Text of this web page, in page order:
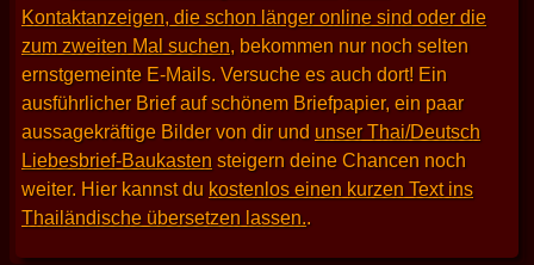
Kontaktanzeigen, die schon länger online sind oder die
zum zweiten Mal suchen, bekommen nur noch selten
ernstgemeinte E-Mails. Versuche es auch dort! Ein
ausführlicher Brief auf schönem Briefpapier, ein paar
aussagekräftige Bilder von dir und unser Thai/Deutsch
Liebesbrief-Baukasten steigern deine Chancen noch
weiter. Hier kannst du kostenlos einen kurzen Text ins
Thailändische übersetzen lassen..